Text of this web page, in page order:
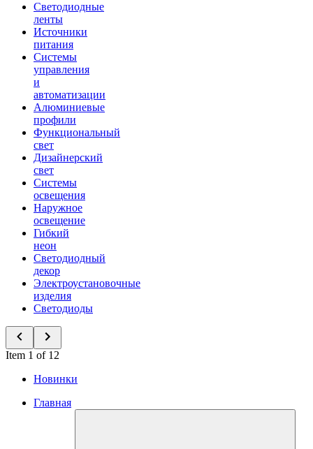
Светодиодные
ленты
Источники
питания
Системы
управления
и
автоматизации
Алюминиевые
профили
Функциональный
свет
Дизайнерский
свет
Системы
освещения
Наружное
освещение
Гибкий
неон
Светодиодный
декор
Электроустановочные
изделия
Светодиоды
Item 1 of 12
Новинки
Главная